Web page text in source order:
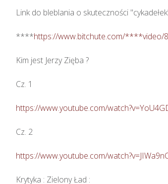
Link do bleblania o skuteczności
****https://www.bitchute.com/****video/
Kim jest Jerzy Zięba ?
Cz. 1
https://www.youtube.com/
Cz. 2
https://www.youtube.com/
Krytyka : Zielony Ład :